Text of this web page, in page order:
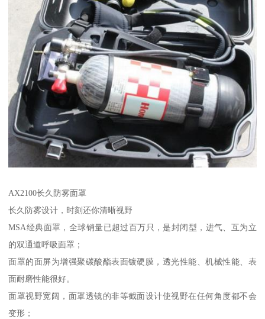
AX2100长久防雾面罩
长久防雾设计，时刻还你清晰视野
MSA经典面罩，全球销量已超过百万只，是封闭型，进气、互为立
的双通道呼吸面罩；
面罩的面屏为增强聚碳酸酯表面镀硬膜，透光性能、机械性能、表
面耐磨性能很好。
面罩视野宽阔，面罩透镜的非等截面设计使视野在任何角度都不会
变形；